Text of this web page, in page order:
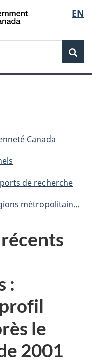
de
la
EN
Canada
de recherche
d’après le rencensement de 2001
:
le
2001